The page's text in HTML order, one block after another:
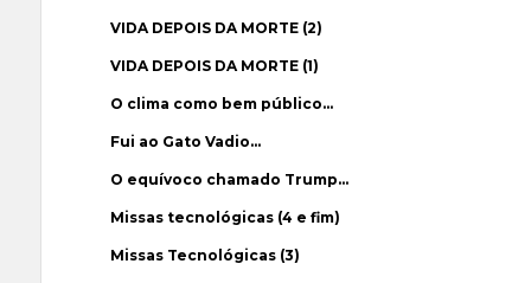
VIDA DEPOIS DA MORTE (2)
VIDA DEPOIS DA MORTE (1)
O clima como bem público…
Fui ao Gato Vadio…
O equívoco chamado Trump…
Missas tecnológicas (4 e fim)
Missas Tecnológicas (3)